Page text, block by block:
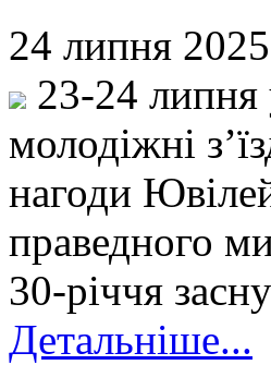
24 липня 2025
23-24 липня
молодіжні
нагоди
праведного
30-річчя
Детальніше...